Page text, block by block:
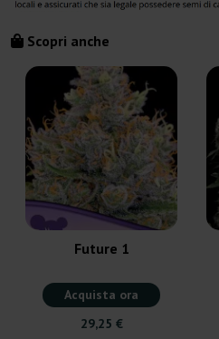
Scopri anche
Future 1
Acquista ora
29,25 €